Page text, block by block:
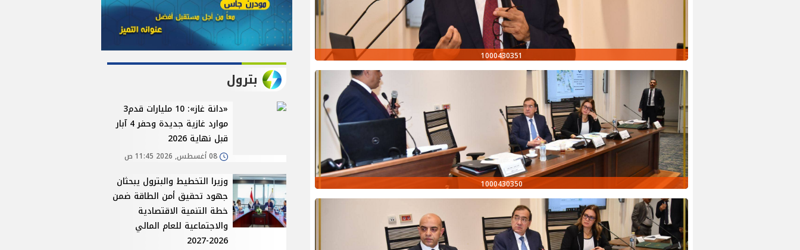
1000430351
1000430350
بترول
«دانة غاز»: 10 مليارات قدم3
موارد غازية جديدة وحفر 4 آبار
قبل نهاية 2026
08 أغسطس, 2026 11:45 ص
وزيرا التخطيط والبترول يبحثان
جهود تحقيق أمن الطاقة ضمن
خطة التنمية الاقتصادية
والاجتماعية للعام المالي
2026-2027